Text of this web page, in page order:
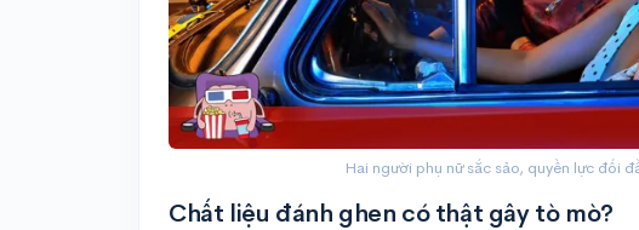
Hai người phụ nữ sắc sảo, quyền lực đối
Chất liệu đánh ghen có thật gây tò mò?